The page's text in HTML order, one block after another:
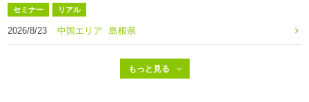
セミナー リアル
2026/8/23 中国エリア 島根県